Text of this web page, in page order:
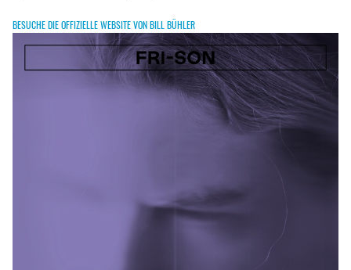
BESUCHE DIE OFFIZIELLE WEBSITE VON BILL BÜHLER